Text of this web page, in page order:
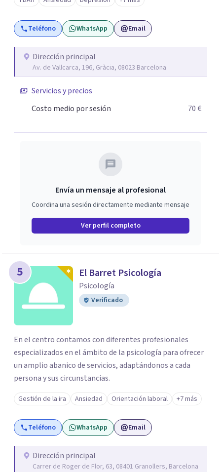
científicos, lo que les permite aplicar los tratamientos y
técnicas más avanzadas. Contacta con nosotros y
nuestro coordinador te atenderá personalmente para
enfocar tu proceso terapéutico en función de tus
necesidades y de momento vital.
Teléfono WhatsApp Email
Dirección principal
Av. de Vallcarca, 196, Gràcia, 08023 Barcelona
Servicios y precios
Costo medio por sesión
70 €
Envía un mensaje al profesional
Coordina una sesión directamente mediante mensaje
Ver perfil completo
5 El Barret Psicología
Psicología
Verificado
En el centro contamos con diferentes profesionales
especializados en el ámbito de la psicología para ofrecer
un amplio abanico de servicios, adaptándonos a cada
persona y sus circunstancias.
Gestión de la ira Ansiedad Orientación laboral +7 más
Teléfono WhatsApp Email
Dirección principal
Carrer de Roger de Flor, 63, 08401 Granollers, Barcelona